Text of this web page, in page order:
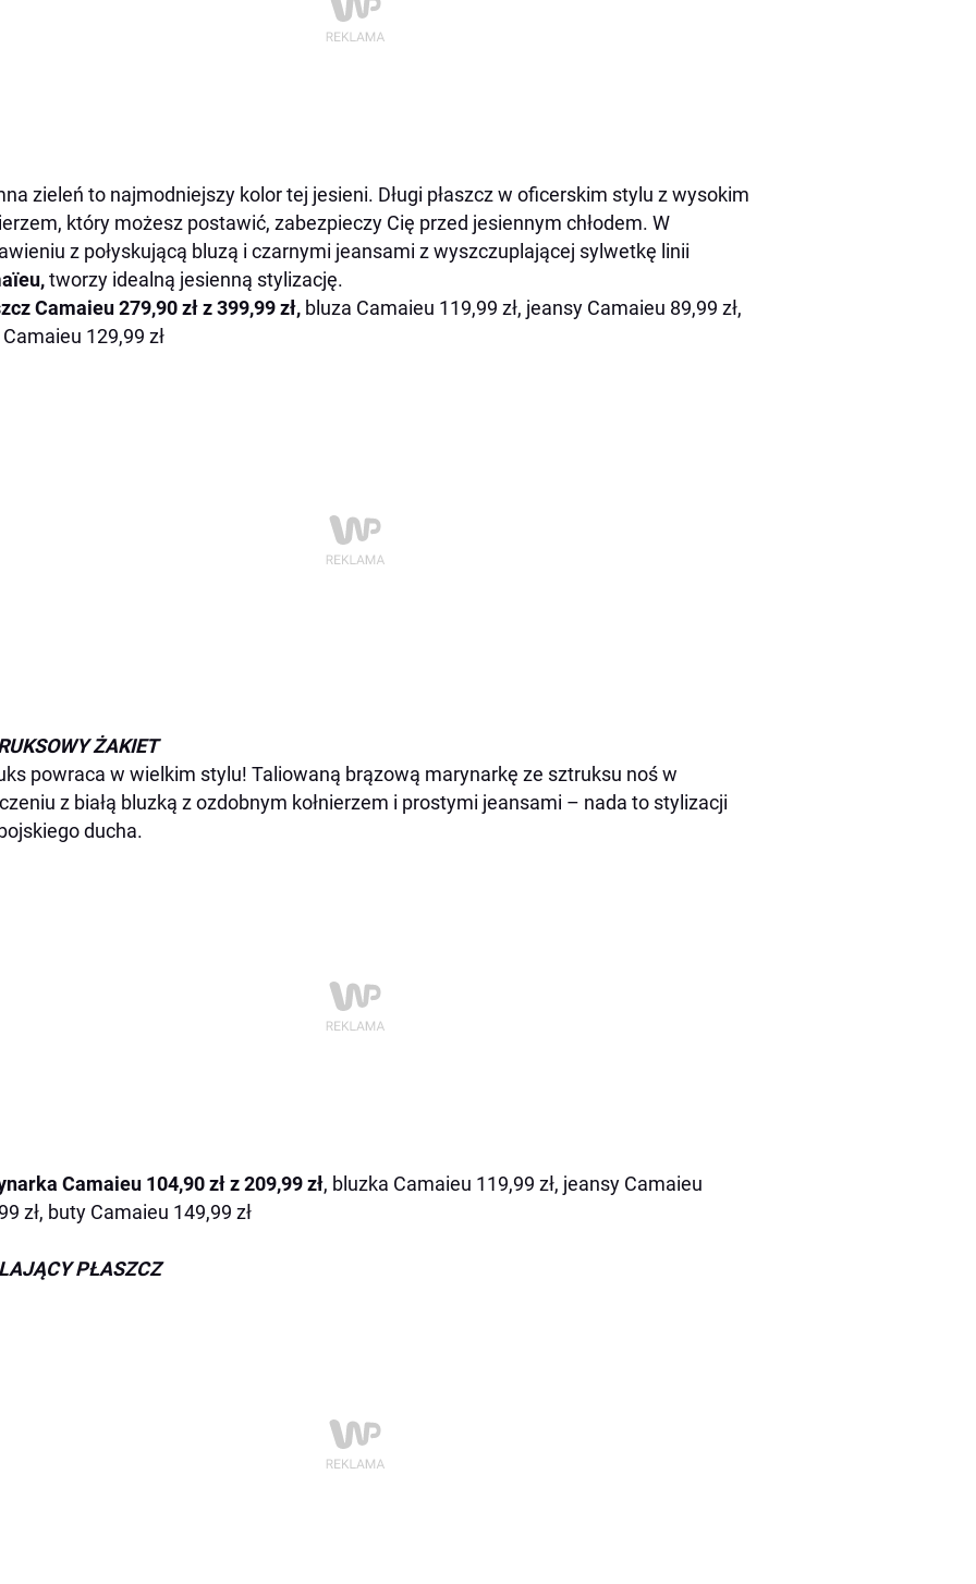
zieleń to najmodniejszy kolor tej jesieni. Długi płaszcz w oficerskim stylu z wysokim
który możesz postawić, zabezpieczy Cię przed jesiennym chłodem. W
z połyskującą bluzą i czarnymi jeansami z wyszczuplającej sylwetkę linii
tworzy idealną jesienną stylizację.
Camaieu279,90 zł z 399,99 zł, bluza Camaieu 119,99 zł, jeansy Camaieu 89,99 zł,
129,99 zł
ŻAKIET
powraca w wielkim stylu! Taliowaną brązową marynarkę ze sztruksu noś w
z białą bluzką z ozdobnym kołnierzem i prostymi jeansami – nada to stylizacji
ducha.
Camaieu 104,90 zł z 209,99 zł, bluzka Camaieu 119,99 zł, jeansy Camaieu
zł, buty Camaieu 149,99 zł
PŁASZCZ